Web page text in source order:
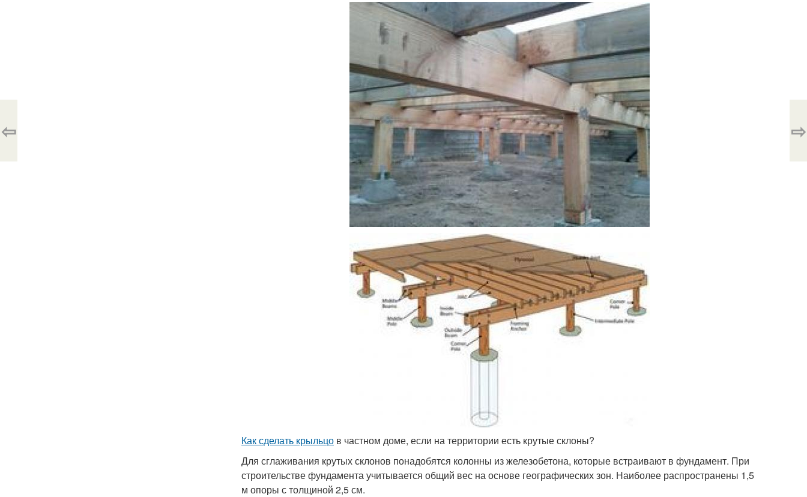
Как сделать крыльцо в частном доме, если на территории есть крутые склоны?
Для сглаживания крутых склонов понадобятся колонны из железобетона, которые встраивают в фундамент. При
строительстве фундамента учитывается общий вес на основе географических зон. Наиболее распространены 1,5
м опоры с толщиной 2,5 см.
⇦ ⇨